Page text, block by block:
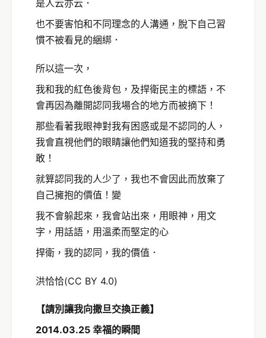
是人云亦云．
也不要害怕和不同理念的人溝通，脫下自己習
慣不被看見的綑綁．
所以這一次，
我和我的紅色後背包，及捍衛民主的標語，不
會再因為離開認同我場合的地方而被摘下！
那些看著我眼神對我有困惑或是不認同的人，
我會直視他們的眼睛讓他們知道我的堅持和勇
敢！
就算認同我的人少了，我也不會因此而放棄了
自己擁抱的價值！變
我不會躲起來，我會站出來，用眼神，用文
字，用話語，用溫柔而堅定的心
捍衛，我的認同，我的價值．
洪恰恰(CC BY 4.0)
【請別讓我向撒旦交換正義】
2014.03.25 幸福的瞬間